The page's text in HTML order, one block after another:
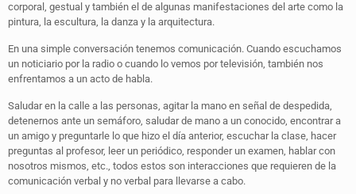
corporal, gestual y también el de algunas manifestaciones del arte como la
pintura, la escultura, la danza y la arquitectura.
En una simple conversación tenemos comunicación. Cuando escuchamos
un noticiario por la radio o cuando lo vemos por televisión, también nos
enfrentamos a un acto de habla.
Saludar en la calle a las personas, agitar la mano en señal de despedida,
detenernos ante un semáforo, saludar de mano a un conocido, encontrar a
un amigo y preguntarle lo que hizo el día anterior, escuchar la clase, hacer
preguntas al profesor, leer un periódico, responder un examen, hablar con
nosotros mismos, etc., todos estos son interacciones que requieren de la
comunicación verbal y no verbal para llevarse a cabo.